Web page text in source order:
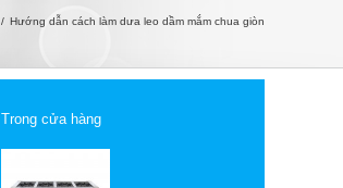
/ Hướng dẫn cách làm dưa leo dầm mắm chua giòn
Trong cửa hàng